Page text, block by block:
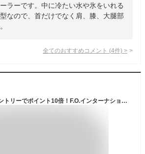
ラーです。中に冷たい水や氷をいれる
なので、首だけでなく肩、膝、大腿部
全てのおすすめコメント (4件) >
スーパーSALE中★エントリーでポイント10倍！F.O.インターナショナル ICE RING アイスリングSUO （メール便）（送料無料） 正規品 Mサイズ 大人用 レディース 女性 28℃で凍る アイスリング エフオー暑さ対策グッズ A3Y4022 A3GG172 A2Y4023 夏 贈答品